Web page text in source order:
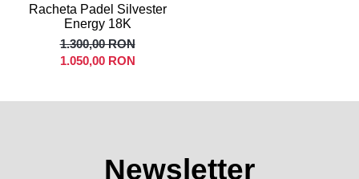
Racheta Padel Silvester
Energy 18K
1.300,00 RON
1.050,00 RON
Newsletter